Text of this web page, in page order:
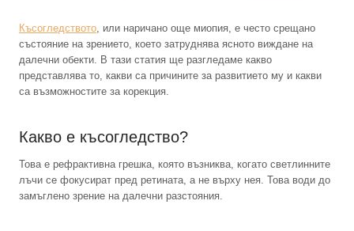
Късогледството, или наричано още миопия, е често срещано
състояние на зрението, което затруднява ясното виждане на
далечни обекти. В тази статия ще разгледаме какво
представлява то, какви са причините за развитието му и какви
са възможностите за корекция.
Какво е късогледство?
Това е рефрактивна грешка, която възниква, когато светлинните
лъчи се фокусират пред ретината, а не върху нея. Това води до
замъглено зрение на далечни разстояния.